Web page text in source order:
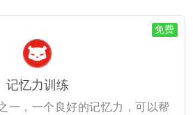
免费
记忆力训练
一，一个良好的记忆力，可以帮